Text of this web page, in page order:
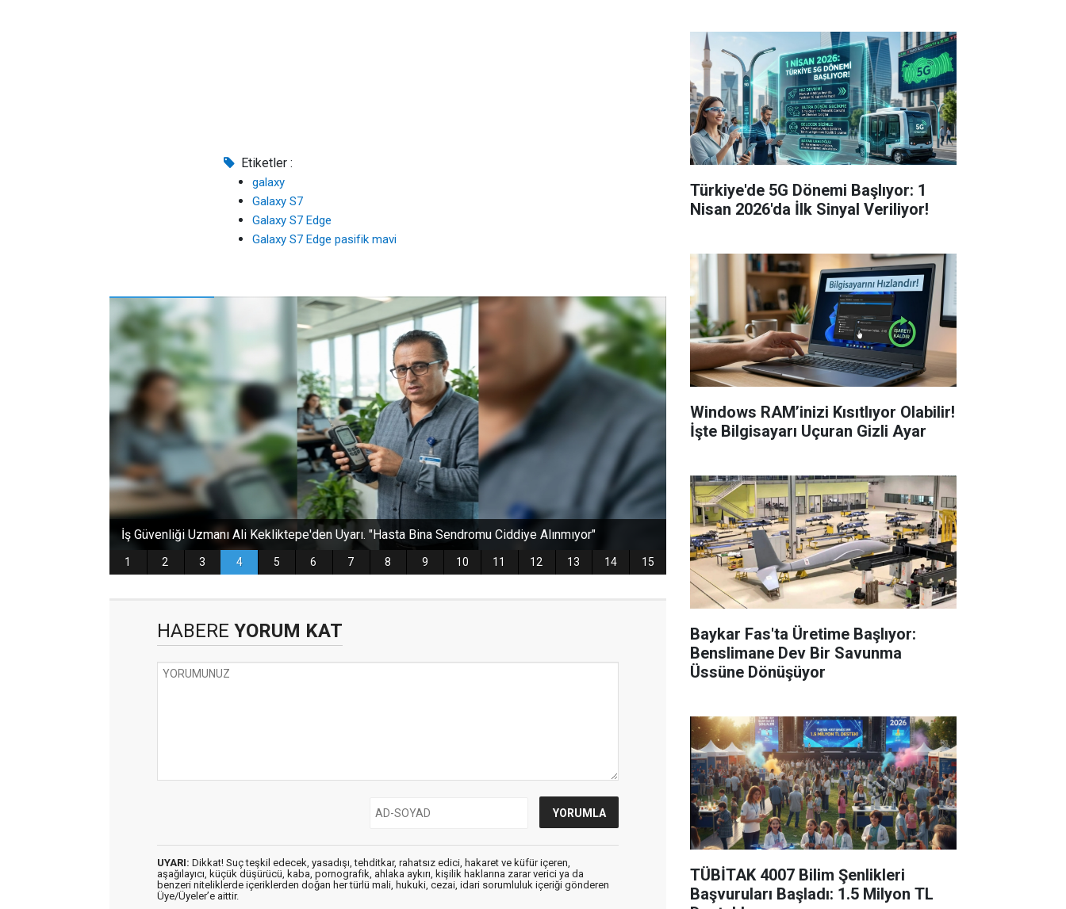
Etiketler :
galaxy
Galaxy S7
Galaxy S7 Edge
Galaxy S7 Edge pasifik mavi
HABERE YORUM KAT
UYARI: Dikkat! Suç teşkil edecek, yasadışı, tehditkar, rahatsız edici, hakaret ve küfür içeren,
aşağılayıcı, küçük düşürücü, kaba, pornografik, ahlaka aykırı, kişilik haklarına zarar verici ya da
benzeri niteliklerde içeriklerden doğan her türlü mali, hukuki, cezai, idari sorumluluk içeriği gönderen
Üye/Üyeler’e aittir.
Türkiye'de 5G Dönemi Başlıyor: 1
Nisan 2026'da İlk Sinyal Veriliyor!
Windows RAM’inizi Kısıtlıyor Olabilir!
İşte Bilgisayarı Uçuran Gizli Ayar
Baykar Fas'ta Üretime Başlıyor:
Benslimane Dev Bir Savunma
Üssüne Dönüşüyor
TÜBİTAK 4007 Bilim Şenlikleri
Başvuruları Başladı: 1.5 Milyon TL